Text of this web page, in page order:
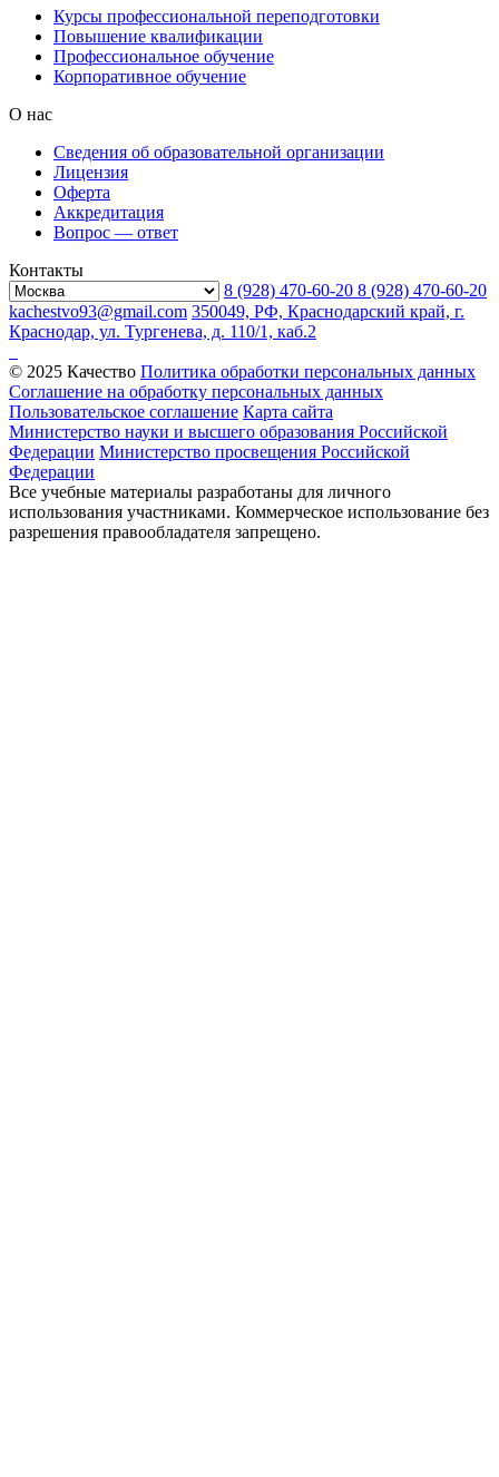
Курсы профессиональной переподготовки
Повышение квалификации
Профессиональное обучение
Корпоративное обучение
О нас
Сведения об образовательной организации
Лицензия
Оферта
Аккредитация
Вопрос — ответ
Контакты
8 (928) 470-60-20 8 (928) 470-60-20
kachestvo93@gmail.com 350049, РФ, Краснодарский край, г.
Краснодар, ул. Тургенева, д. 110/1, каб.2
© 2025 Качество Политика обработки персональных данных
Соглашение на обработку персональных данных
Пользовательское соглашение Карта сайта
Министерство науки и высшего образования Российской
Федерации Министерство просвещения Российской
Федерации
Все учебные материалы разработаны для личного
использования участниками. Коммерческое использование без
разрешения правообладателя запрещено.